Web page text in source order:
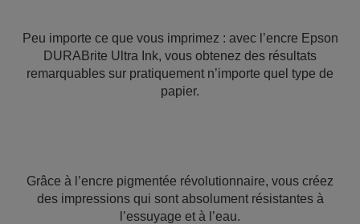
Peu importe ce que vous imprimez : avec l’encre Epson
DURABrite Ultra Ink, vous obtenez des résultats
remarquables sur pratiquement n’importe quel type de
papier.
Grâce à l’encre pigmentée révolutionnaire, vous créez
des impressions qui sont absolument résistantes à
l’essuyage et à l’eau.